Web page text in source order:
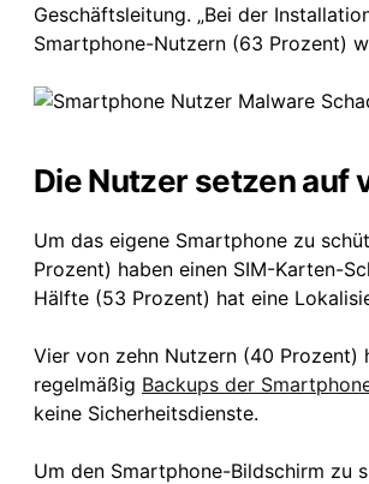
Geschäftsleitung. „Bei der
Smartphone-Nutzern (63 Prozent)
Die Nutzer setzen auf
Um das eigene Smartphone zu
Prozent) haben einen SIM-Karten-
Hälfte (53 Prozent) hat eine
Vier von zehn Nutzern (40
regelmäßig Backups der
keine Sicherheitsdienste.
Um den Smartphone-Bildschirm zu